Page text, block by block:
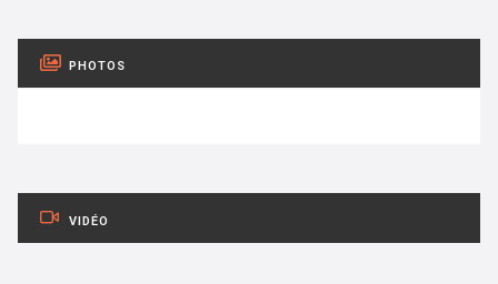
PHOTOS
VIDÉO